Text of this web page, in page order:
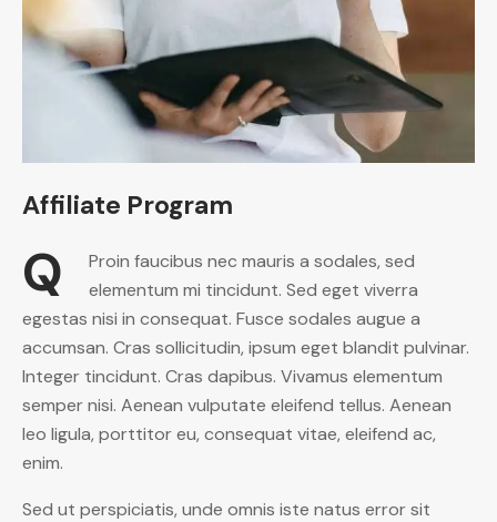
Affiliate Program
Q
Proin faucibus nec mauris a sodales, sed
elementum mi tincidunt. Sed eget viverra
egestas nisi in consequat. Fusce sodales augue a
accumsan. Cras sollicitudin, ipsum eget blandit pulvinar.
Integer tincidunt. Cras dapibus. Vivamus elementum
semper nisi. Aenean vulputate eleifend tellus. Aenean
leo ligula, porttitor eu, consequat vitae, eleifend ac,
enim.
Sed ut perspiciatis, unde omnis iste natus error sit